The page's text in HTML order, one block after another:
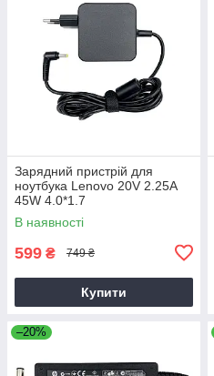
Зарядний пристрій для
ноутбука Lenovo 20V 2.25A
45W 4.0*1.7
В наявності
599 ₴ 749 ₴
Купити
–20%